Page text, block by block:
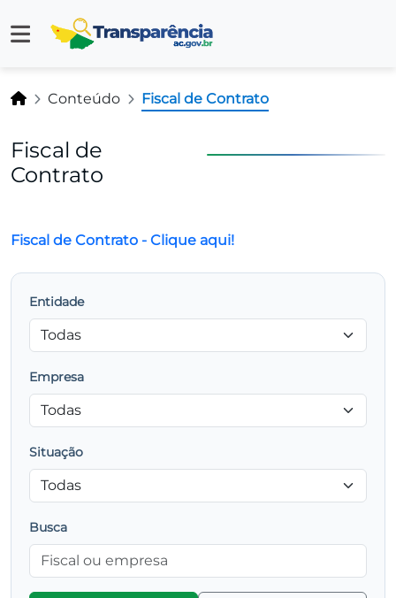
Conteúdo Fiscal de Contrato
Fiscal de
Contrato
Fiscal de Contrato - Clique aqui!
Entidade
Empresa
Situação
Busca